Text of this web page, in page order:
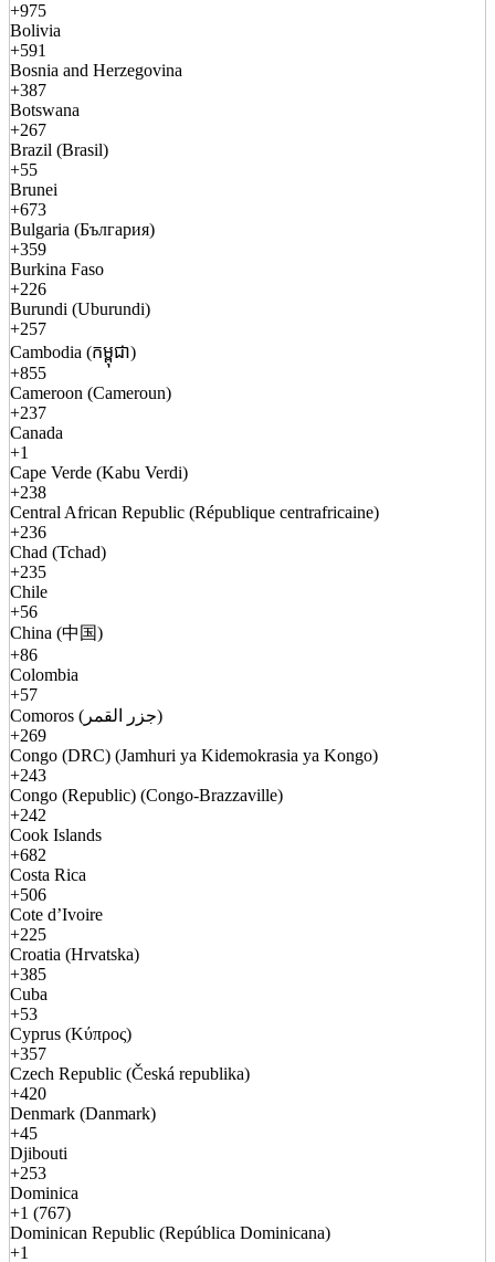
+975
Bolivia
+591
Bosnia and Herzegovina
+387
Botswana
+267
Brazil (Brasil)
+55
Brunei
+673
Bulgaria (България)
+359
Burkina Faso
+226
Burundi (Uburundi)
+257
Cambodia (កម្ពុជា)
+855
Cameroon (Cameroun)
+237
Canada
+1
Cape Verde (Kabu Verdi)
+238
Central African Republic (République centrafricaine)
+236
Chad (Tchad)
+235
Chile
+56
China (中国)
+86
Colombia
+57
Comoros (جزر القمر)
+269
Congo (DRC) (Jamhuri ya Kidemokrasia ya Kongo)
+243
Congo (Republic) (Congo-Brazzaville)
+242
Cook Islands
+682
Costa Rica
+506
Cote d’Ivoire
+225
Croatia (Hrvatska)
+385
Cuba
+53
Cyprus (Κύπρος)
+357
Czech Republic (Česká republika)
+420
Denmark (Danmark)
+45
Djibouti
+253
Dominica
+1 (767)
Dominican Republic (República Dominicana)
+1